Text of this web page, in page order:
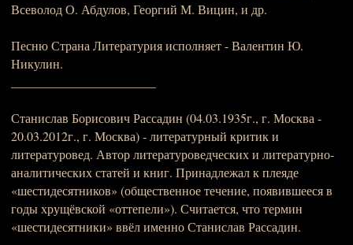
Всеволод О. Абдулов, Георгий М. Вицин, и др.
Песню Страна Литературия исполняет - Валентин Ю.
Никулин.
Станислав Борисович Рассадин (04.03.1935г., г. Москва -
20.03.2012г., г. Москва) - литературный критик и
литературовед. Автор литературоведческих и литературно-
аналитических статей и книг. Принадлежал к плеяде
«шестидесятников» (общественное течение, появившееся в
годы хрущёвской «оттепели»). Считается, что термин
«шестидесятники» ввёл именно Станислав Рассадин.